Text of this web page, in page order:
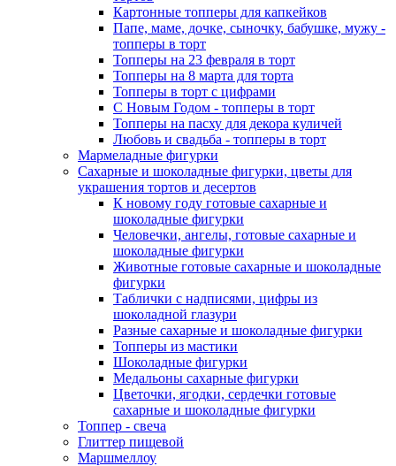
Картонные топперы для капкейков
Папе, маме, дочке, сыночку, бабушке, мужу -
топперы в торт
Топперы на 23 февраля в торт
Топперы на 8 марта для торта
Топперы в торт с цифрами
С Новым Годом - топперы в торт
Топперы на пасху для декора куличей
Любовь и свадьба - топперы в торт
Мармеладные фигурки
Сахарные и шоколадные фигурки, цветы для
украшения тортов и десертов
К новому году готовые сахарные и
шоколадные фигурки
Человечки, ангелы, готовые сахарные и
шоколадные фигурки
Животные готовые сахарные и шоколадные
фигурки
Таблички с надписями, цифры из
шоколадной глазури
Разные сахарные и шоколадные фигурки
Топперы из мастики
Шоколадные фигурки
Медальоны сахарные фигурки
Цветочки, ягодки, сердечки готовые
сахарные и шоколадные фигурки
Топпер - свеча
Глиттер пищевой
Маршмеллоу